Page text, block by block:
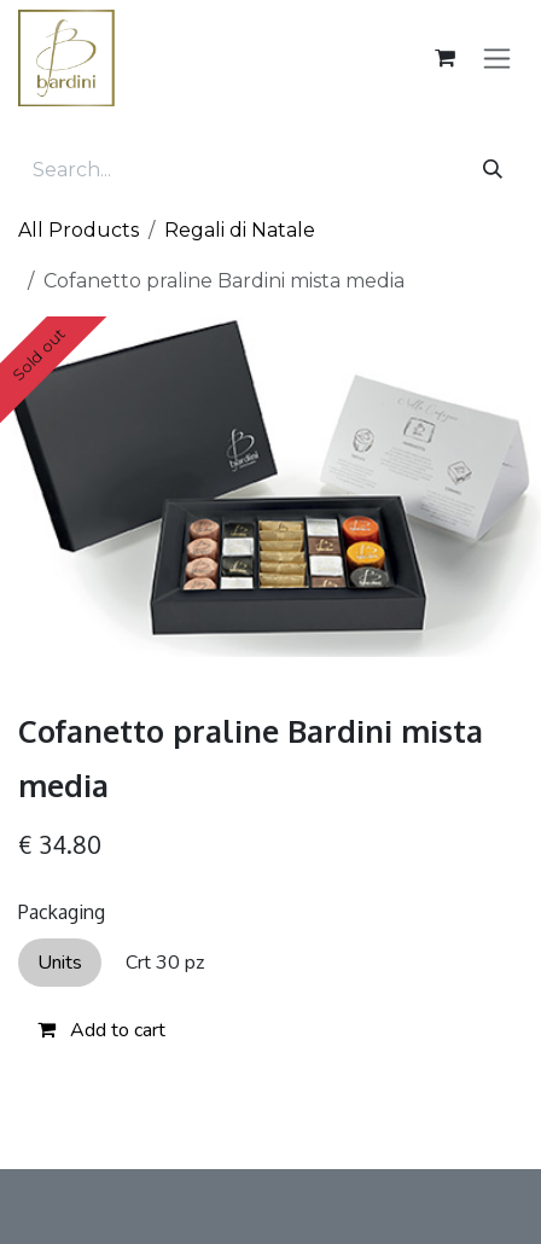
Skip to Content
All Products Regali di Natale
Cofanetto praline Bardini mista media
Sold out
Cofanetto praline Bardini mista
media
€ 34.80
Packaging
Units Crt 30 pz
Add to cart